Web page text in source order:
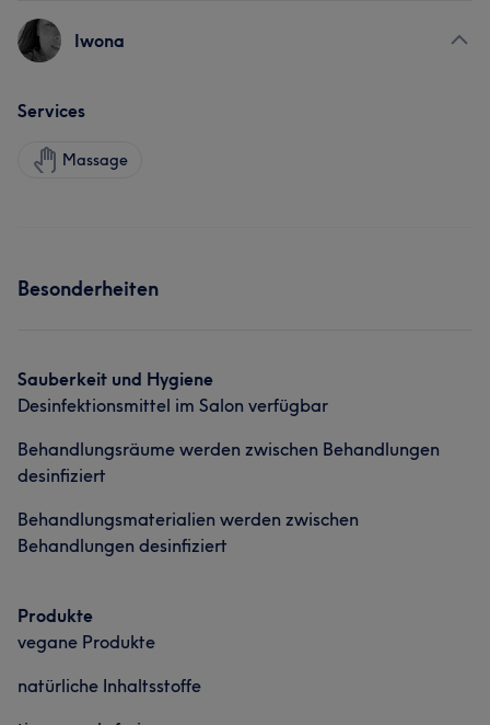
Iwona
Services
Massage
Besonderheiten
Sauberkeit und Hygiene
Desinfektionsmittel im Salon verfügbar
Behandlungsräume werden zwischen Behandlungen
desinfiziert
Behandlungsmaterialien werden zwischen
Behandlungen desinfiziert
Produkte
vegane Produkte
natürliche Inhaltsstoffe